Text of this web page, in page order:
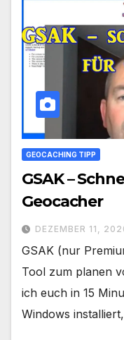
GEOCACHING TIPP
GSAK –
Geocacher
DEZEMBER 11,
GSAK (nur
Tool zum planen
ich euch in 15
Windows